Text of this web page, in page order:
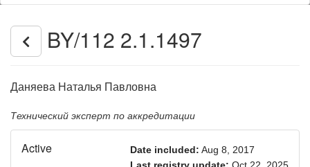
BY/112 2.1.1497
Даняева Наталья Павловна
Технический эксперт по аккредитации
Active Date included: Aug 8, 2017